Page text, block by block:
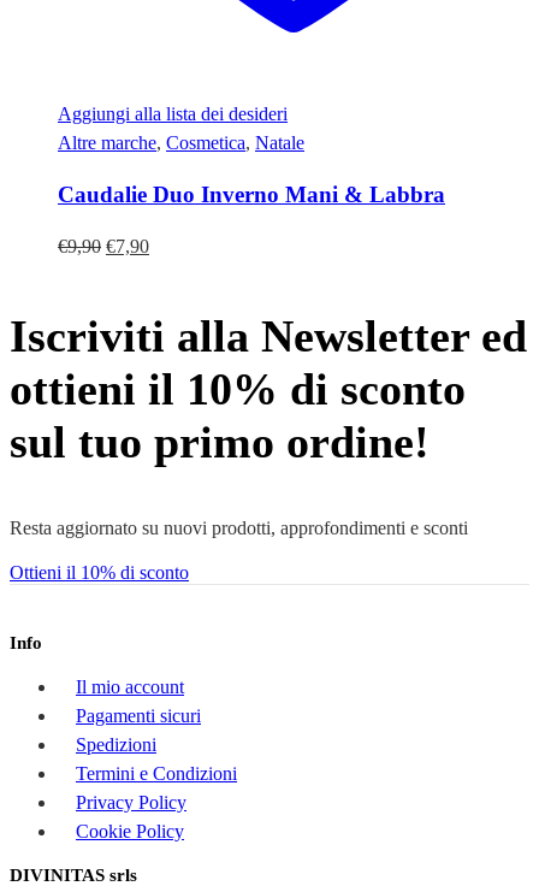
Aggiungi alla lista dei desideri
Altre marche, Cosmetica, Natale
Caudalie Duo Inverno Mani & Labbra
€9,90 Il
era:
€7,90Il
è:
Iscriviti alla Newsletter ed
ottieni il 10% di sconto
sul tuo primo ordine!
Resta aggiornato su nuovi prodotti, approfondimenti e sconti
Ottieni il 10% di sconto
Info
Il mio account
Pagamenti sicuri
Spedizioni
Termini e Condizioni
Privacy Policy
Cookie Policy
DIVINITAS srls